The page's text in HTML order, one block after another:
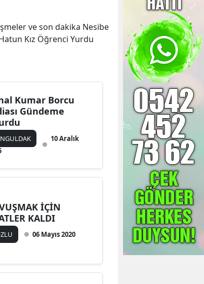
ve son dakika Nesibe
Kız Öğrenci Yurdu
Kumar Borcu
Gündeme
10 Aralık
İÇİN
KALDI
06 Mayıs 2020